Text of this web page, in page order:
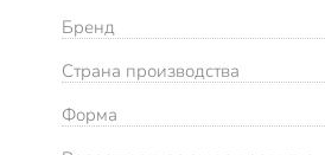
Бренд
Страна производства
Форма